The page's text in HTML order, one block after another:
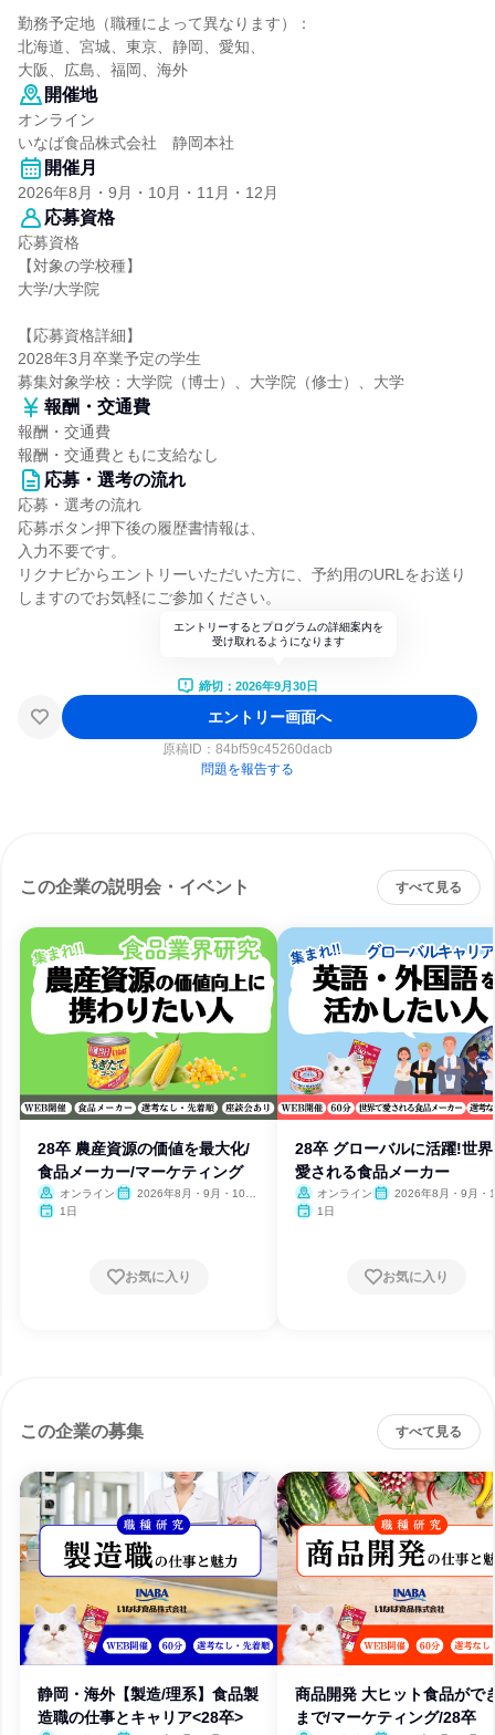
勤務予定地（職種によって異なります）：
北海道、宮城、東京、静岡、愛知、
大阪、広島、福岡、海外
開催地
オンライン
いなば食品株式会社 静岡本社
開催月
2026年8月・9月・10月・11月・12月
応募資格
応募資格
【対象の学校種】
大学/大学院
【応募資格詳細】
2028年3月卒業予定の学生
募集対象学校：大学院（博士）、大学院（修士）、大学
報酬・交通費
報酬・交通費
報酬・交通費ともに支給なし
応募・選考の流れ
応募・選考の流れ
応募ボタン押下後の履歴書情報は、
入力不要です。
リクナビからエントリーいただいた方に、予約用のURLをお送り
しますのでお気軽にご参加ください。
エントリーするとプログラムの詳細案内を
受け取れるようになります
締切：2026年9月30日
エントリー画面へ
原稿ID： 84bf59c45260dacb
問題を報告する
この企業の説明会・イベント すべて見る
28卒 農産資源の価値を最大化/
食品メーカー/マーケティング
オンライン
2026年8月・9月・10
1日
お気に入り
28卒 グローバルに活躍!世
愛される食品メーカー
オンライン
2026年8月・9月・
1日
お気に入り
この企業の募集 すべて見る
静岡・海外【製造/理系】食品製
造職の仕事とキャリア<28卒>
商品開発 大ヒット食品がで
まで/マーケティング/28卒